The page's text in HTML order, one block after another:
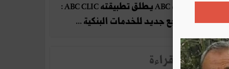
بنك ABC يطلق تطبيقته ABC CLIC :
مرجع جديد للخدمات البنكية ...
الأكثر قراءة